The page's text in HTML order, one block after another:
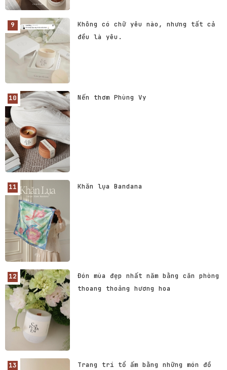
Không có chữ yêu nào, nhưng tất cả
đều là yêu.
Nến thơm Phùng Vy
Khăn lụa Bandana
Đón mùa đẹp nhất năm bằng căn phòng
thoang thoảng hương hoa
Trang trí tổ ấm bằng những món đồ